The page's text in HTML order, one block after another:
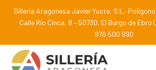
Sillería Aragonesa Javier Yuste, S.L.·
Calle Río Cinca, 8 – 50730, El Burgo de Ebro
976 500 990